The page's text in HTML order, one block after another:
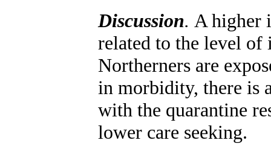
Discussion. A higher
related to the level of
Northerners are
in morbidity, there is
with the quarantine
lower care seeking.